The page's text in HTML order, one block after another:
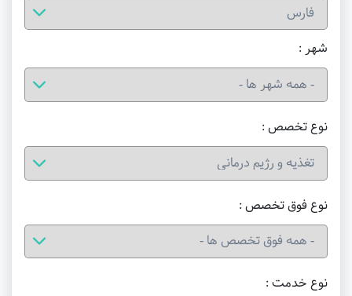
شهر :
نوع خدمت :
نوع تخصص :
نوع فوق تخصص :